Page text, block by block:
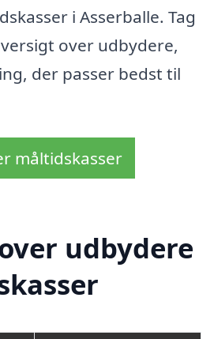
i Asserballe. Tag
over udbydere,
der passer bedst til
måltidskasser
udbydere